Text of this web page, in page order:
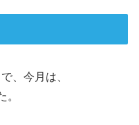
、今月は、
。